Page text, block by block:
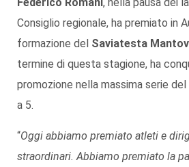
Consiglio regionale, ha premiato in
formazione del Saviatesta
termine di questa stagione, ha
promozione nella massima serie
a 5.
“Oggi abbiamo premiato atleti e
straordinari. Abbiamo premiato la